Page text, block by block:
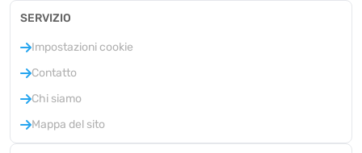
SERVIZIO
Impostazioni cookie
Contatto
Chi siamo
Mappa del sito